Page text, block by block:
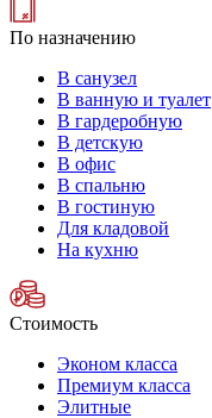
По назначению
В санузел
В ванную и туалет
В гардеробную
В детскую
В офис
В спальню
В гостиную
Для кладовой
На кухню
Стоимость
Эконом класса
Премиум класса
Элитные